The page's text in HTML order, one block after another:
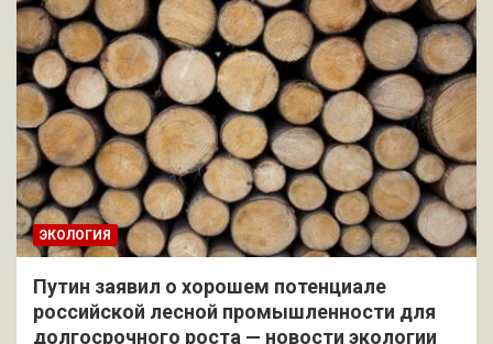
ЭКОЛОГИЯ
Путин заявил о хорошем потенциале
российской лесной промышленности для
долгосрочного роста — новости экологии